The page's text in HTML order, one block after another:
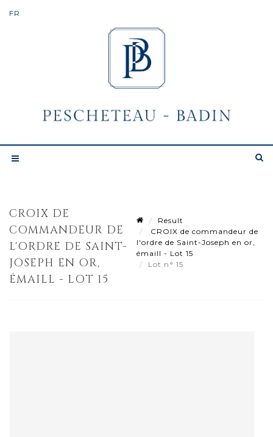
CROIX DE
COMMANDEUR DE
L'ORDRE DE SAINT-
JOSEPH EN OR,
ÉMAILL - LOT 15
Result
CROIX de commandeur de
l'ordre de Saint-Joseph en or,
émaill - Lot 15
Lot n° 15